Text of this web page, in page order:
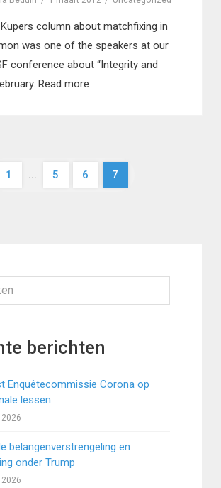
column about matchfixing in
was one of the speakers at our
conference about “Integrity and
Read more
1 ... 5 6 7
berichten
Enquêtecommissie Corona op
lessen
belangenverstrengeling en
onder Trump